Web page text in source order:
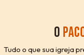
O
Tudo o que sua igreja